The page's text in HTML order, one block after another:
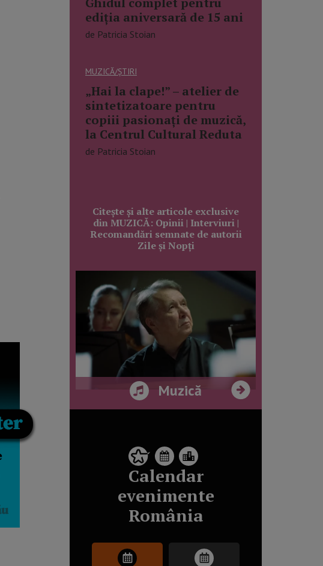
ediția aniversară de 15 ani
de Patricia Stoian
MUZICĂ/ȘTIRI
„Hai la clape!” – atelier de
sintetizatoare pentru
copiii pasionați de muzică,
la Centrul Cultural Reduta
de Patricia Stoian
Citește și alte articole exclusive
din MUZICĂ: Opinii | Interviuri |
Recomandări semnate de autorii
Zile și Nopți
Muzică
Calendar
evenimente
România